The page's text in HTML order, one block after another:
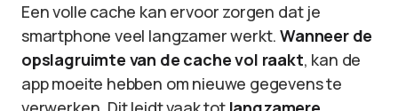
Een volle cache kan ervoor zorgen dat je
smartphone veel langzamer werkt.Wanneer de
opslagruimte van de cache vol raakt, kan de
app moeite hebben om nieuwe gegevens te